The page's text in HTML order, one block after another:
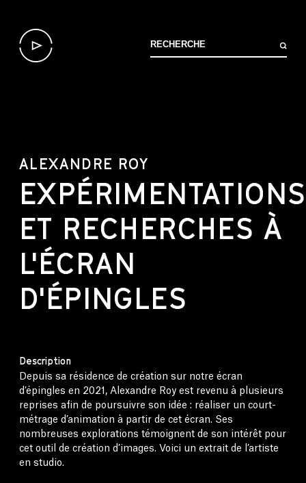
ALEXANDRE ROY
EXPÉRIMENTATIONS
ET RECHERCHES À
L'ÉCRAN
D'ÉPINGLES
Description
Depuis sa résidence de création sur notre écran
d’épingles en 2021, Alexandre Roy est revenu à plusieurs
reprises afin de poursuivre son idée : réaliser un court-
métrage d’animation à partir de cet écran. Ses
nombreuses explorations témoignent de son intérêt pour
cet outil de création d’images. Voici un extrait de l’artiste
en studio.